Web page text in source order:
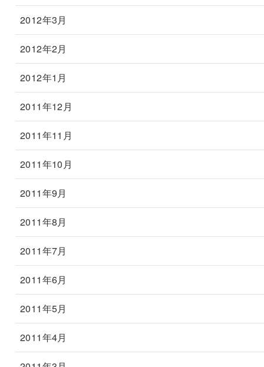
2012年3月
2012年2月
2012年1月
2011年12月
2011年11月
2011年10月
2011年9月
2011年8月
2011年7月
2011年6月
2011年5月
2011年4月